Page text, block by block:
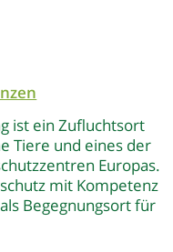
ist ein Zufluchtsort
Tiere und eines der
Europas.
mit Kompetenz
Begegnungsort für